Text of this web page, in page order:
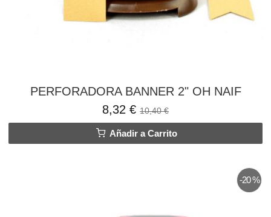
PERFORADORA BANNER 2" OH NAIF
8,32 € 10,40 €
Añadir a Carrito
-20 %